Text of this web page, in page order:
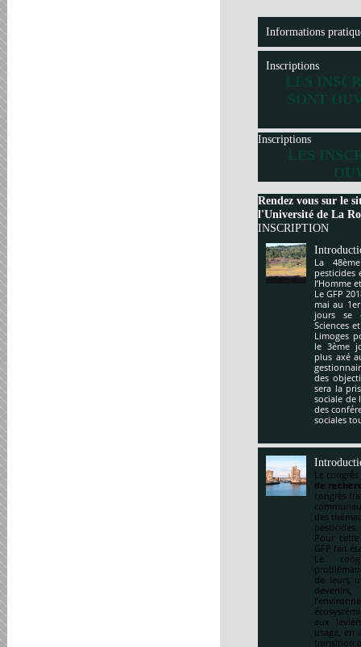
Informations
Inscriptions
LES
SONT
Inscriptions
LES
Rendez vous sur le
l'Université de La
INSCRIPTION
La
pesticides
l’Homme
Le GFP
mai au
jours se
Sciences
Limoges
le 3ème
plus axé
des
sera la
sociale de
des
sociales
Le
de
congrès
des
pesticides.
Pour
GFP fait
Le
de leurs
devenirs,
aux
usage, en
transition